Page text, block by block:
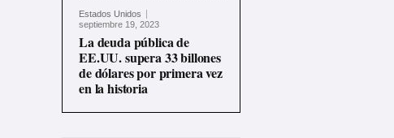
Estados Unidos
septiembre 19, 2023
La deuda pública de
EE.UU. supera 33 billones
de dólares por primera vez
en la historia